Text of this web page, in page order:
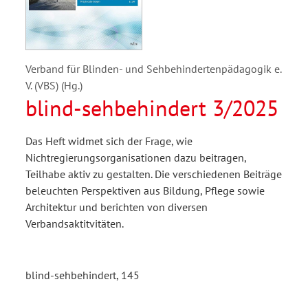
Verband für Blinden- und Sehbehindertenpädagogik e.
V. (VBS) (Hg.)
blind-sehbehindert 3/2025
Das Heft widmet sich der Frage, wie
Nichtregierungsorganisationen dazu beitragen,
Teilhabe aktiv zu gestalten. Die verschiedenen Beiträge
beleuchten Perspektiven aus Bildung, Pflege sowie
Architektur und berichten von diversen
Verbandsaktitvitäten.
blind-sehbehindert, 145